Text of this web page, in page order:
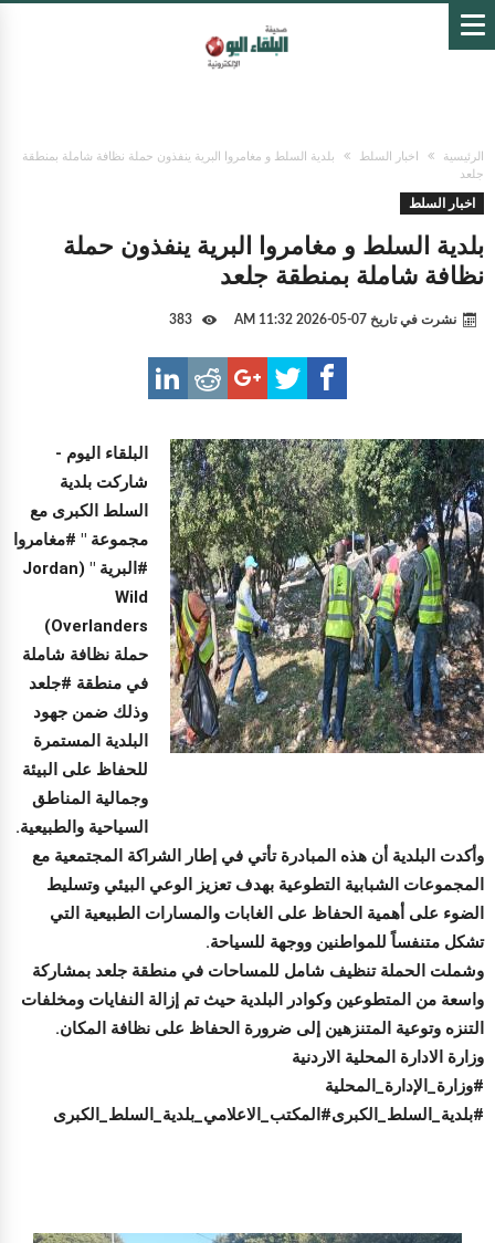
الرئيسية اخبار السلط
بلدية السلط و مغامروا البرية ينفذون حملة نظافة شاملة بمنطقة
جلعد
اخبار السلط
بلدية السلط و مغامروا البرية ينفذون حملة
نظافة شاملة بمنطقة جلعد
نشرت في تاريخ 07-05-2026 11:32 AM
البلقاء اليوم -
شاركت بلدية
السلط الكبرى مع
مجموعة " #مغامروا
#البرية " (Jordan
Wild
Overlanders)
حملة نظافة شاملة
في منطقة #جلعد
وذلك ضمن جهود
البلدية المستمرة
للحفاظ على البيئة
وجمالية المناطق
السياحية والطبيعية.
​وأكدت البلدية أن هذه المبادرة تأتي في إطار الشراكة المجتمعية مع
المجموعات الشبابية التطوعية بهدف تعزيز الوعي البيئي وتسليط
الضوء على أهمية الحفاظ على الغابات والمسارات الطبيعية التي
تشكل متنفساً للمواطنين ووجهة للسياحة.
​وشملت الحملة تنظيف شامل للمساحات في منطقة جلعد بمشاركة
واسعة من المتطوعين وكوادر البلدية حيث تم إزالة النفايات ومخلفات
التنزه وتوعية المتنزهين إلى ضرورة الحفاظ على نظافة المكان.
وزارة الادارة المحلية الاردنية
#وزارة_الإدارة_المحلية
#بلدية_السلط_الكبرى#المكتب_الاعلامي_بلدية_السلط_الكبرى